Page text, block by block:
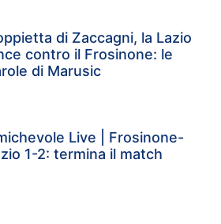
di Zaccagni, la Lazio
contro il Frosinone: le
di Marusic
Live | Frosinone-
1-2: termina il match